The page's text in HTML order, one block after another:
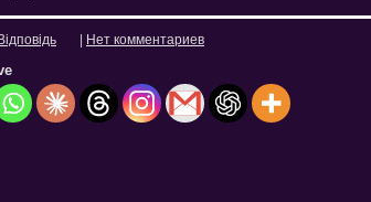
Відповідь Нет комментариев